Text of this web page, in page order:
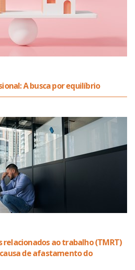
A busca por equilíbrio
ao trabalho (TMRT)
de afastamento do